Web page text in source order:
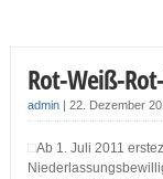
Rot-Weiß-
admin| 22. Dezember
Ab 1. Juli 2011